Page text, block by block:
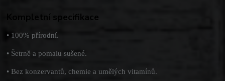
Kompletní specifikace
• 100% přírodní.
• Šetrně a pomalu sušené.
• Bez konzervantů, chemie a umělých vitamínů.